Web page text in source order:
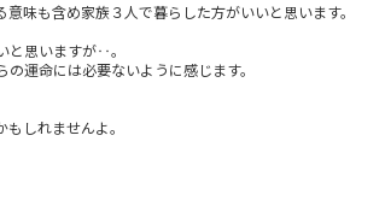
味も含め家族３人で暮らした方がいいと思います。
と思いますが‥。
運命には必要ないように感じます。
しれませんよ。